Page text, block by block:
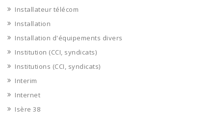
Installateur télécom
Installation
Installation d'équipements divers
Institution (CCI, syndicats)
Institutions (CCI, syndicats)
Interim
Internet
Isère 38